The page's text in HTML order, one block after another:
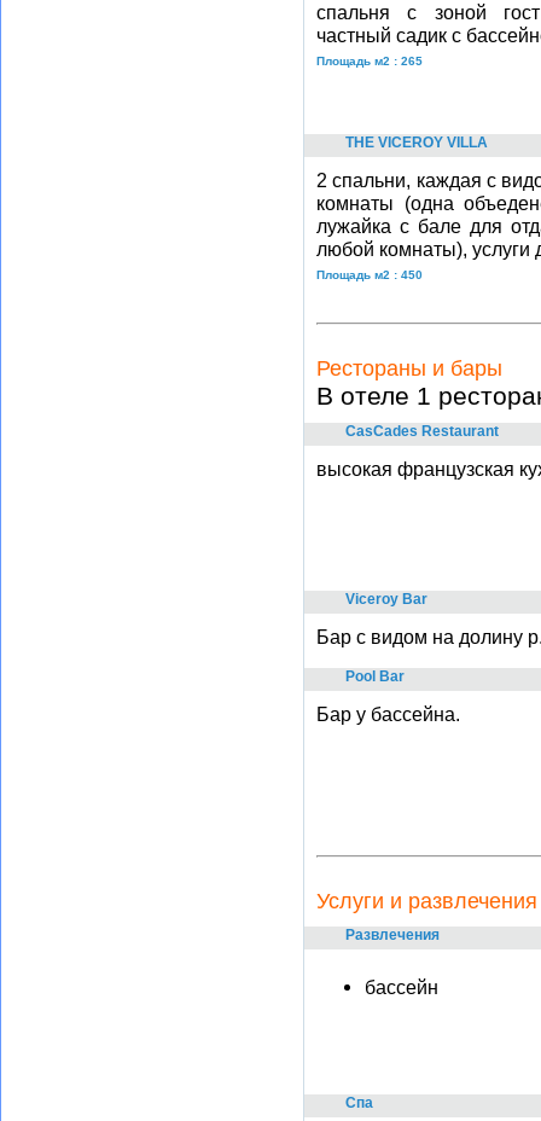
спальня с зоной
частный садик с
Площадь м2 : 265
THE VICEROY VILLA
2 спальни, каждая с
комнаты (одна
лужайка с бале для
любой комнаты), услуги
Площадь м2 : 450
Рестораны и бары
В отеле 1
CasCades Restaurant
высокая французская
Viceroy Bar
Бар с видом на долину
Pool Bar
Бар у бассейна.
Услуги и развлечения
Развлечения
бассейн
Спа